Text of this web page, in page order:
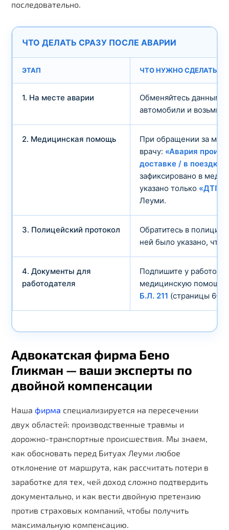
последовательно.
ЧТО ДЕЛАТЬ СРАЗУ ПОСЛЕ АВАРИИ
ЭТАП ЧТО НУЖНО СДЕЛАТЬ
1. На месте аварии
Обменяйтесь данными
автомобили и
2. Медицинская помощь
При обращении за
врачу: «Авария
доставке / в поездке
зафиксировано в
указано только «ДТП»
Леуми.
3. Полицейский протокол
Обратитесь в полицию
ней было указано, что
4. Документы для
работодателя
Подпишите у
медицинскую помощь
Б.Л. 211 (страницы
Адвокатская фирма Бено
Гликман — ваши эксперты по
двойной компенсации
Наша фирма специализируется на пересечении
двух областей: производственные травмы и
дорожно-транспортные происшествия. Мы знаем,
как обосновать перед Битуах Леуми любое
отклонение от маршрута, как рассчитать потери в
заработке для тех, чей доход сложно подтвердить
документально, и как вести двойную претензию
против страховых компаний, чтобы получить
максимальную компенсацию.